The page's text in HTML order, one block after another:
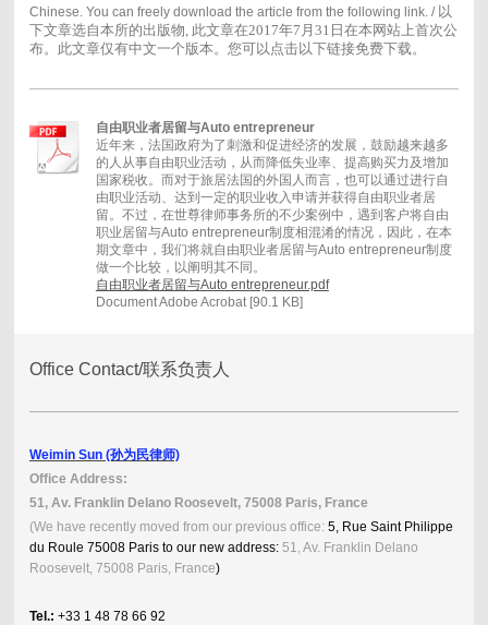
Chinese. You can freely download the article from the following link. / 以
下文章选自本所的出版物, 此文章在2017年7月31日在本网站上首次公
布。此文章仅有中文一个版本。您可以点击以下链接免费下载。
自由职业者居留与Auto entrepreneur
近年来，法国政府为了刺激和促进经济的发展，鼓励越来越多
的人从事自由职业活动，从而降低失业率、提高购买力及增加
国家税收。而对于旅居法国的外国人而言，也可以通过进行自
由职业活动、达到一定的职业收入申请并获得自由职业者居
留。不过，在世尊律师事务所的不少案例中，遇到客户将自由
职业居留与Auto entrepreneur制度相混淆的情况，因此，在本
期文章中，我们将就自由职业者居留与Auto entrepreneur制度
做一个比较，以阐明其不同。
自由职业者居留与Auto entrepreneur.pdf
Document Adobe Acrobat [90.1 KB]
Office Contact/联系负责人
Weimin Sun (孙为民律师)
Office Address:
51, Av. Franklin Delano Roosevelt, 75008 Paris, France
(We have recently moved from our previous office: 5, Rue Saint Philippe
du Roule 75008 Paris to our new address:51, Av. Franklin Delano
Roosevelt, 75008 Paris, France)
Tel.: +33 1 48 78 66 92